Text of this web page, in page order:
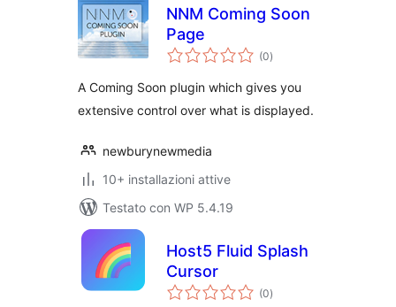
NNM Coming Soon
Page
(0valutazioni
totali
)
A Coming Soon plugin which gives you
extensive control over what is displayed.
newburynewmedia
10+ installazioni attive
Testato con WP 5.4.19
Host5 Fluid Splash
Cursor
(0valutazioni
totali
)